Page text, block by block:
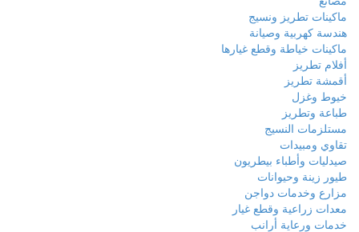
ماكينات تطريز ونسيج
هندسة كهربية وصيانة
ماكينات خياطة وقطع غيارها
أفلام تطريز
أقمشة تطريز
خيوط وغزل
طباعة وتطريز
مستلزمات النسيج
تقاوي ومبيدات
صيدليات وأطباء بيطريون
طيور زينة وحيوانات
مزارع وخدمات دواجن
معدات زراعية وقطع غيار
خدمات ورعاية أرانب